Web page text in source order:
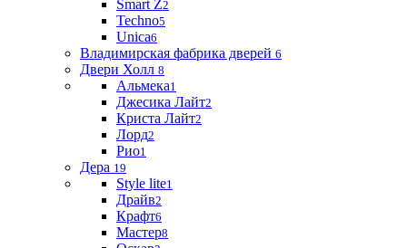
Smart Z2
Techno5
Unica6
Владимирская фабрика дверей 6
Двери Холл 8
Альмека1
Джесика Лайт2
Криста Лайт2
Лорд2
Рио1
Дера 19
Style lite1
Драйв2
Крафт6
Мастер8